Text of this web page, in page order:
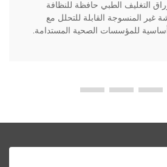
التغليف الطبي حافظة للنظافة
غير المنسوجة القابلة للتحلل مع
أساسية للمؤسسات الصحية المستدامة.